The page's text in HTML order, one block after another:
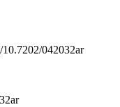
042032ar